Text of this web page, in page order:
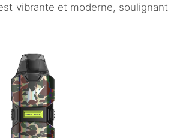
vibrante et moderne, soulignant